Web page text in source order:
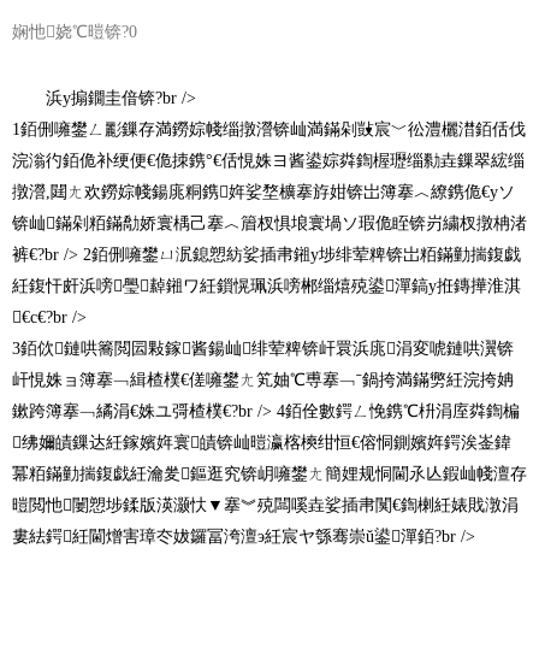
娴忚娆℃暟锛?0
浜у搧鐗圭偣锛?br />
1銆侀噰鐢ㄥ彲鏁存満鐒婃帴缁撴瀯锛屾満鏋剁敱宸﹀彸澧欐澘銆佸伐
浣滃彴銆佹补绠便€佹拺鎸°€佸悓姝ヨ酱鍙婃粦鍧楃瓑缁勬垚鏁翠綋缁
撴瀯,閮ㄤ欢鐒婃帴鍚庣粡鎸姩娑堥櫎搴斿姏锛岀簿搴︿繚鎸佹€уソ
锛屾鏋剁粨鏋勪娇寰楀己搴︿篃杈惧埌寰堝ソ瑕佹眰锛岃繍杈撴柟渚
裤€?br /> 2銆侀噰鐢ㄩ泦鎴愬紡娑插帇鎺у埗绯荤粺锛岀粨鏋勭揣鍑戯
紝鍑忓皯浜嗙璺繛鎺ワ紝鎻愰珮浜嗙郴缁熺殑鍙潬鎬у拰鏄撶淮淇
€с€?br />
3銆佽鏈哄簥閲囩敤鎵酱鍚屾绯荤粺锛屽睘浜庣涓変唬鏈哄瀷锛
屽悓姝ョ簿搴﹁緝楂樸€傞噰鐢ㄤ笂妯℃尃搴﹁ˉ鍋挎満鏋勶紝浣挎姌
鏉跨簿搴﹁繘涓€姝ユ彁楂樸€?br /> 4銆佺數鍔ㄥ悗鎸℃枡涓庢粦鍧楄
绋嬭皟鏁达紝鎵嬪姩寰皟锛屾暟瀛楁樉绀恒€傛恫鍘嬪姩鍔涘崟鍏
冪粨鏋勭揣鍑戯紝瀹夎鏂逛究锛岄噰鐢ㄤ簡娌规恫閫氶亾鍜屾帴澶存
暟閲忚闄愬埗鍒版渶灏忕▼搴︾殑闆嗘垚娑插帇闃€鍧楋紝婊戝潡涓
婁紶鍔紝閫熷害璋冭妭鑼冨洿澶э紝宸ヤ綔骞崇ǔ鍙潬銆?br />